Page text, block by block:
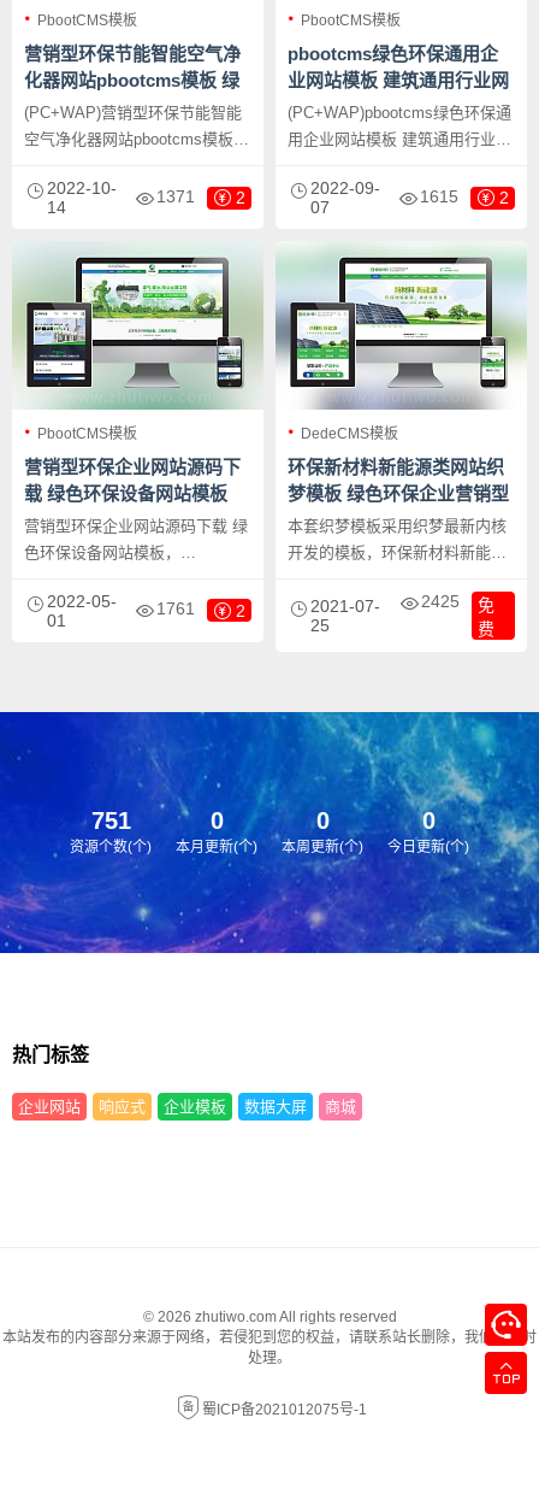
PbootCMS模板
营销型环保节能智能空气净
化器网站pbootcms模板 绿
色节能环保企业网站源码下
载
(PC+WAP)营销型环保节能智能
空气净化器网站pbootcms模板
载，PbootCMS内核开发的网站
模板，该模板适用于环保企业网
站、空气净化器网站等企业，当
然其他行业也可以做，只需要把
文字图片换成其他行业的即可；
2022-10-
14
1371 2
PbootCMS模板
pbootcms绿色环保通用企
业网站模板 建筑通用行业网
站源码下载
(PC+WAP)pbootcms绿色环保通
用企业网站模板 建筑通用行业网
发的网站模板，该模板适用于通
用企业网站、环保企业网站等企
业，当然其他行业也可以做，只
需要把文字图片换成其他行业的
即可；
2022-09-
07
1615 2
PbootCMS模板
营销型环保企业网站源码下
载 绿色环保设备网站模板
营销型环保企业网站源码下载 绿
色环保设备网站模板，
板，该模板适用于环保设备网
站、环保企业网站等企业，当然
PC+WAP，同一个后台，数据即
2022-05-
01
1761 2
DedeCMS模板
环保新材料新能源类网站织
梦模板 绿色环保企业营销型
网站模板下载
本套织梦模板采用织梦最新内核
开发的模板，环保新材料新能源
销型网站模板下载，这款模板使
用范围广，不仅仅局限于一类型
模板。
2021-07-
25
2425
免
费
751
资源个数(个)
0
本月更新(个)
0
本周更新(个)
0
今日更新(个)
热门标签
企业网站 响应式 企业模板 数据大屏 商城
© 2026 zhutiwo.com All rights reserved
本站发布的内容部分来源于网络，若侵犯到您的权益，请联系站长删除，我们将及时
处理。
蜀ICP备2021012075号-1